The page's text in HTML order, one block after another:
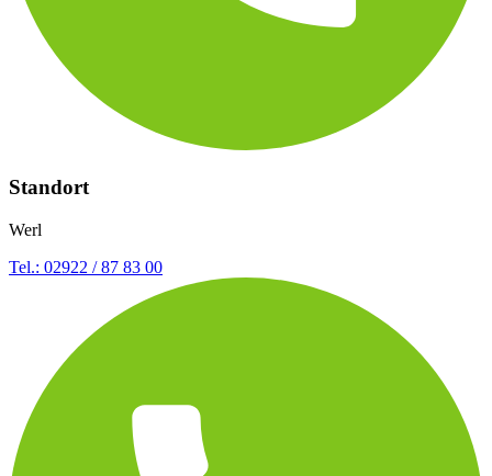
Standort
Werl
Tel.: 02922 / 87 83 00